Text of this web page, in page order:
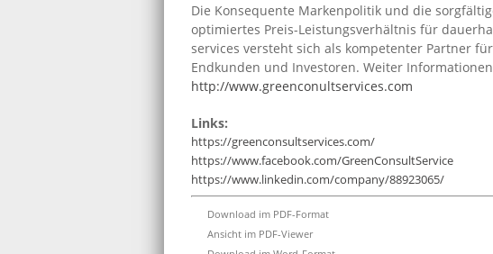
Die Konsequente Markenpolitik und die
optimiertes Preis-Leistungsverhältnis für
services versteht sich als kompetenter Partner
Endkunden und Investoren. Weiter
http://www.greenconultservices.com
Links:
https://greenconsultservices.com/
https://www.facebook.com/GreenConsultService
https://www.linkedin.com/company/88923065/
Download im PDF-Format
Ansicht im PDF-Viewer